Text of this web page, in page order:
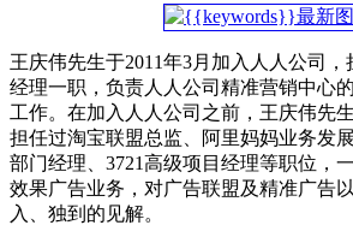
王庆伟先生于2011年3月加入人人公司
经理一职，负责人人公司精准营销中心
工作。在加入人人公司之前，王庆伟先
担任过淘宝联盟总监、阿里妈妈业务发
部门经理、3721高级项目经理等职位，
效果广告业务，对广告联盟及精准广告
入、独到的见解。